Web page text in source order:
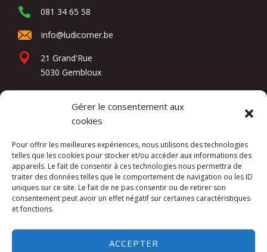
Gérer le consentement aux
cookies
Pour offrir les meilleures expériences, nous utilisons des technologies
telles que les cookies pour stocker et/ou accéder aux informations des
appareils. Le fait de consentir à ces technologies nous permettra de
traiter des données telles que le comportement de navigation ou les ID
uniques sur ce site. Le fait de ne pas consentir ou de retirer son
consentement peut avoir un effet négatif sur certaines caractéristiques
et fonctions.
ACCEPTER
081 34 65 58
info@ludicorner.be
21 Grand'Rue
5030 Gembloux
Réseaux sociaux
Kuslac Invest SRL -Mentions légales
DIREXION Web Agency